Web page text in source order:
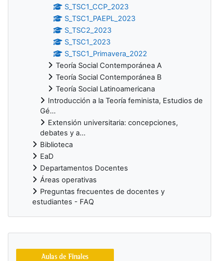
S_TSC1_CCP_2023
S_TSC1_PAEPL_2023
S_TSC2_2023
S_TSC1_2023
S_TSC1_Primavera_2022
Teoría Social Contemporánea A
Teoría Social Contemporánea B
Teoría Social Latinoamericana
Introducción a la Teoría feminista, Estudios de
Gé...
Extensión universitaria: concepciones,
debates y a...
Biblioteca
EaD
Departamentos Docentes
Áreas operativas
Preguntas frecuentes de docentes y
estudiantes - FAQ
Bloques suplementarios